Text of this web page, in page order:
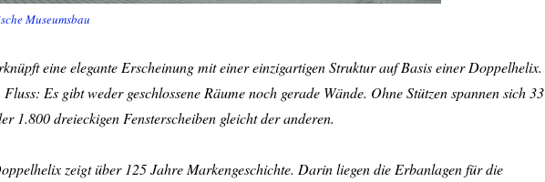
Museumsbau
eine elegante Erscheinung mit einer einzigartigen Struktur auf Basis einer Doppelhelix.
Es gibt weder geschlossene Räume noch gerade Wände. Ohne Stützen spannen sich 33
1.800 dreieckigen Fensterscheiben gleicht der anderen.
zeigt über 125 Jahre Markengeschichte. Darin liegen die Erbanlagen für die